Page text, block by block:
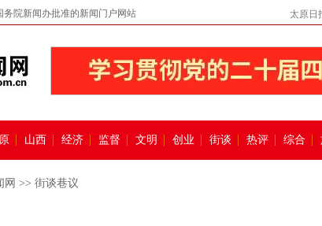
院新闻办批准的新闻门户网站 太原日
山西 经济 监督 文明 创业 街谈 热评 综合
网 >> 街谈巷议